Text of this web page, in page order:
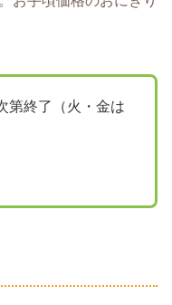
第終了（火・金は